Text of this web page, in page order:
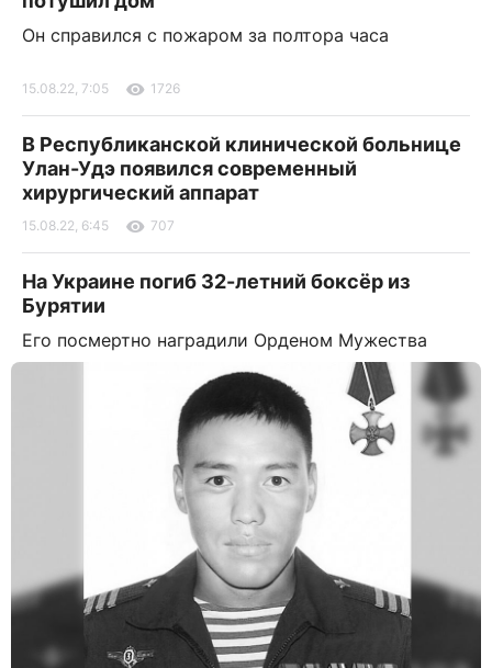
Он справился с пожаром за полтора часа
15.08.22, 7:05 1726
В Республиканской клинической больнице
Улан-Удэ появился современный
хирургический аппарат
15.08.22, 6:45 707
На Украине погиб 32-летний боксёр из
Бурятии
Его посмертно наградили Орденом Мужества